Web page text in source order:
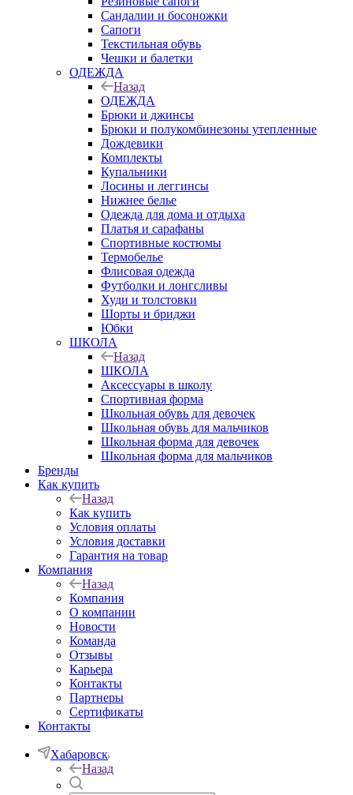
Сандалии и босоножки
Сапоги
Текстильная обувь
Чешки и балетки
ОДЕЖДА
Назад
ОДЕЖДА
Брюки и джинсы
Брюки и полукомбинезоны утепленные
Дождевики
Комплекты
Купальники
Лосины и леггинсы
Нижнее белье
Одежда для дома и отдыха
Платья и сарафаны
Спортивные костюмы
Термобелье
Флисовая одежда
Футболки и лонгсливы
Худи и толстовки
Шорты и бриджи
Юбки
ШКОЛА
Назад
ШКОЛА
Аксессуары в школу
Спортивная форма
Школьная обувь для девочек
Школьная обувь для мальчиков
Школьная форма для девочек
Школьная форма для мальчиков
Бренды
Как купить
Назад
Как купить
Условия оплаты
Условия доставки
Гарантия на товар
Компания
Назад
Компания
О компании
Новости
Команда
Отзывы
Карьера
Контакты
Партнеры
Сертификаты
Контакты
Хабаровск
Назад